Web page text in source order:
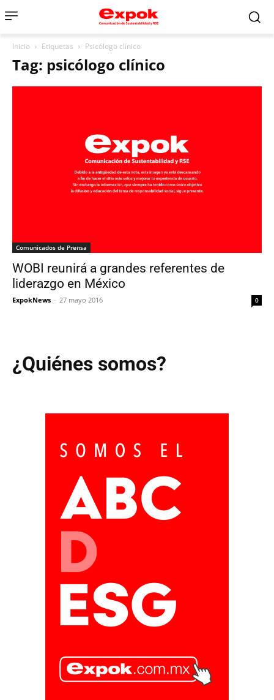
Inicio Etiquetas Psicólogo clínico
Tag: psicólogo clínico
Comunicados de Prensa
WOBI reunirá a grandes referentes de
liderazgo en México
ExpokNews - 27 mayo 2016 0
¿Quiénes somos?